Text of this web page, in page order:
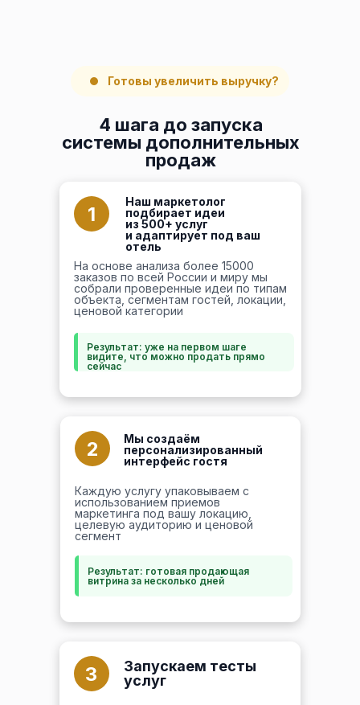
4 шага до запуска
системы дополнительных
продаж
Готовы увеличить выручку?
Наш маркетолог
подбирает идеи
из 500+ услуг
и адаптирует под ваш
отель
1
Мы создаём
персонализированный
интерфейс гостя
2
Запускаем тесты
услуг
3
На основе анализа более 15000
заказов по всей России и миру мы
собрали проверенные идеи по типам
объекта, сегментам гостей, локации,
ценовой категории
Каждую услугу упаковываем с
использованием приемов
маркетинга под вашу локацию,
целевую аудиторию и ценовой
сегмент
Результат: уже на первом шаге
видите, что можно продать прямо
сейчас
Результат: готовая продающая
витрина за несколько дней